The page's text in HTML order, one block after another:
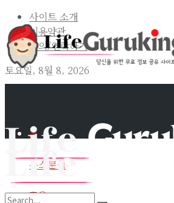
사이트 소개
이용약관
문의/연락하기
토요일, 8월 8, 2026
홈
뉴스분석
교육
홈